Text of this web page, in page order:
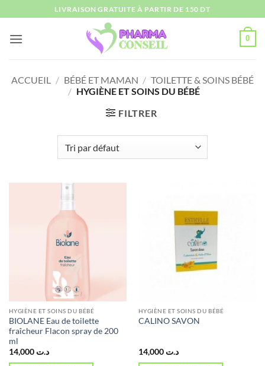
au
contenu
LIVRAISON GRATUITE À PARTIR DE 150 DT
0
ACCUEIL / BÉBÉ ET MAMAN / TOILETTE & SOINS BÉBÉ
/ HYGIÈNE ET SOINS DU BÉBÉ
FILTRER
HYGIÈNE ET SOINS DU BÉBÉ
BIOLANE Eau de toilette
fraîcheur Flacon spray de 200
ml
د.ت 14,000
HYGIÈNE ET SOINS DU BÉBÉ
CALINO SAVON
د.ت 14,000